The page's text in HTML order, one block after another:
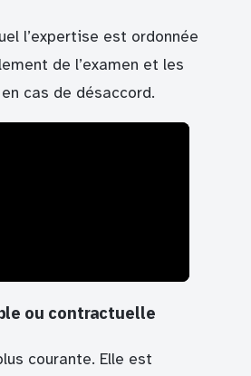
l’expertise est ordonnée
de l’examen et les
cas de désaccord.
ou contractuelle
courante. Elle est